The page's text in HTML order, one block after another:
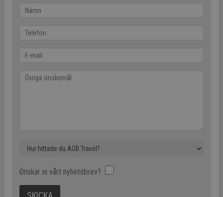
Önskar ni vårt nyhetsbrev?